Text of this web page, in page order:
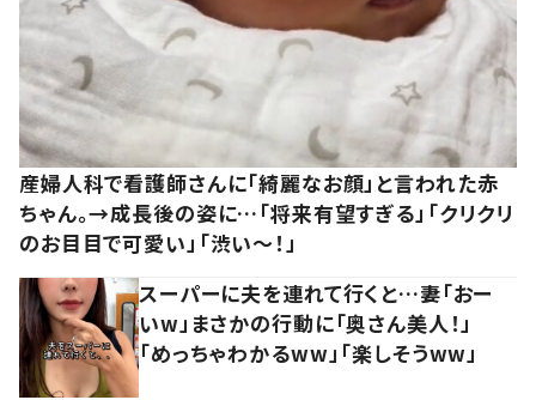
産婦人科で看護師さんに「綺麗なお顔」と言われた赤
ちゃん。→成長後の姿に…「将来有望すぎる」「クリクリ
のお目目で可愛い」「渋い～！」
スーパーに夫を連れて行くと…妻「おー
いw」まさかの行動に「奥さん美人！」
「めっちゃわかるww」「楽しそうww」